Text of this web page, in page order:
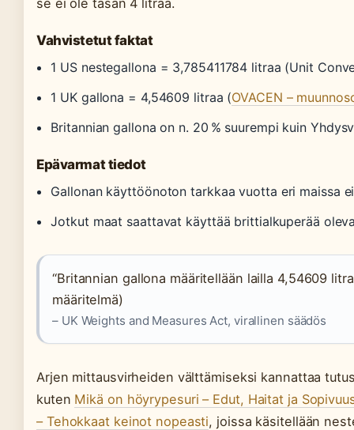
Vahvistetut faktat
1 US nestegallona = 3,785411784 litraa (Unit
1 UK gallona = 4,54609 litraa (OVACEN –
Britannian gallona on n. 20 % suurempi kuin
Epävarmat tiedot
Gallonan käyttöönoton tarkkaa vuotta eri maissa
Jotkut maat saattavat käyttää brittialkuperää
“Britannian gallona määritellään lailla 4,54609
määritelmä)
– UK Weights and Measures Act, virallinen säädös
Arjen mittausvirheiden välttämiseksi kannattaa
kuten Mikä on höyrypesuri – Edut, Haitat ja
– Tehokkaat keinot nopeasti, joissa käsitellään